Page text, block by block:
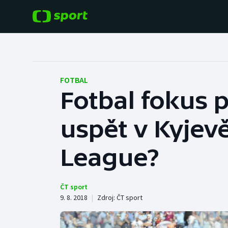
Hokej
Tenis
Atletika
Baseball a softbal
Basketbal
FOTBAL
Fotbal fokus
uspět v
League?
ČT sport
9. 8. 2018 | Zdroj: ČT sport